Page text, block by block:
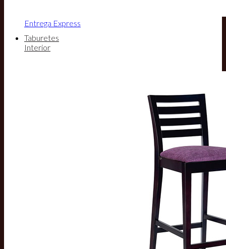
Entrega Express
Taburetes
Interior